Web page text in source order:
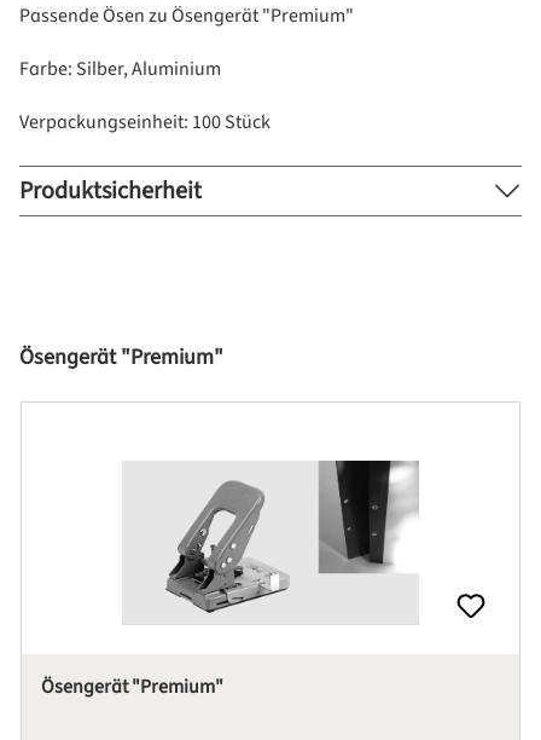
Passende Ösen zu Ösengerät "Premium"
Farbe: Silber, Aluminium
Verpackungseinheit: 100 Stück
Produktsicherheit
Produktgalerie überspringen
Ösengerät "Premium"
Ösengerät "Premium"